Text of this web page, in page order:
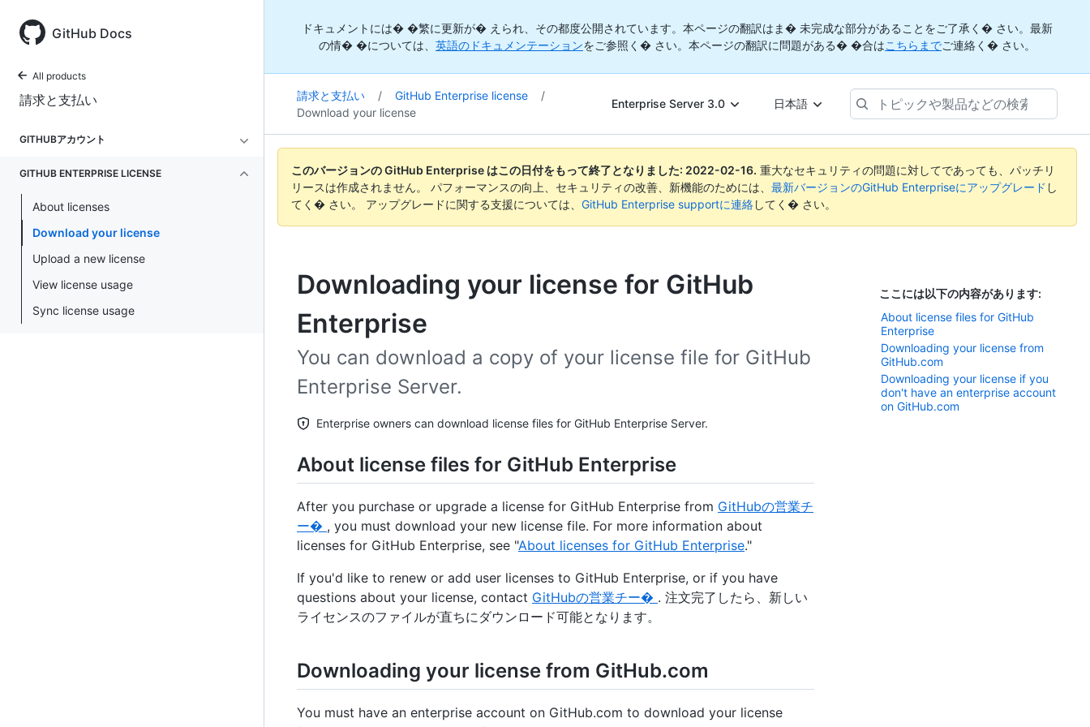
GitHub Docs
All products
請求と支払い
GITHUBアカウント
GITHUB ENTERPRISE LICENSE
About licenses
Download your license
Upload a new license
View license usage
Sync license usage
ドキュメントには� �繁に更新が� えられ、その都度公開されています。本ページの翻訳はま� 未完成な部分があることをご了承く� さい。最新
の情� �については、 英語のドキュメンテーションをご参照く� さい。本ページの翻訳に問題がある� �合はこちらまでご連絡く� さい。
請求と支払い / GitHub Enterprise license
/
Download your license
Enterprise Server 3.0 日本語
ト
ピ
ク
や
製
このバージョンの GitHub Enterprise はこの日付をもって終了となりました: 2022-02-16. 重大なセキュリティの問題に対してであっても、パッチリ
リースは作成されません。 パフォーマンスの向上、セキュリティの改善、新機能のためには、 最新バージョンのGitHub Enterpriseにアップグレード し
てく� さい。 アップグレードに関する支援については、 GitHub Enterprise supportに連絡してく� さい。
Downloading your license for GitHub
Enterprise
ここには以下の内容があります:
About license files for GitHub
Enterprise
Downloading your license from
GitHub.com
Downloading your license if you
don't have an enterprise account
on GitHub.com
You can download a copy of your license file for GitHub
Enterprise Server.
Enterprise owners can download license files for GitHub Enterprise Server.
About license files for GitHub Enterprise
After you purchase or upgrade a license for GitHub Enterprise from GitHubの営業チ
ー� , you must download your new license file. For more information about
licenses for GitHub Enterprise, see "About licenses for GitHub Enterprise."
If you'd like to renew or add user licenses to GitHub Enterprise, or if you have
questions about your license, contact GitHubの営業チー� . 注文完了したら、新しい
ライセンスのファイルが直ちにダウンロード可能となります。
Downloading your license from GitHub.com
You must have an enterprise account on GitHub.com to download your license